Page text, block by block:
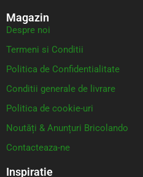
Magazin
Despre noi
Termeni si Conditii
Politica de Confidentialitate
Conditii generale de livrare
Politica de cookie-uri
Noutăți & Anunțuri Bricolando
Contacteaza-ne
Inspiratie